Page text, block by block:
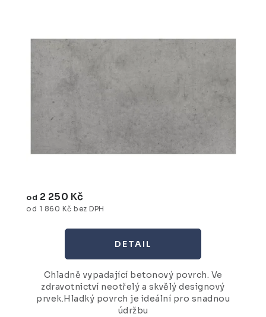
od 1 860 Kč bez DPH
od 2 250 Kč
Chladně vypadající betonový povrch. Ve
zdravotnictví neotřelý a skvělý designový
prvek.Hladký povrch je ideální pro snadnou
údržbu